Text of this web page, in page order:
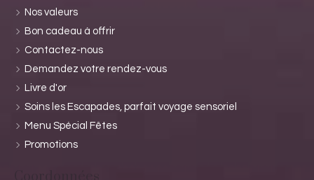
Nos valeurs
Bon cadeau à offrir
Contactez-nous
Demandez votre rendez-vous
Livre d'or
Soins les Escapades, parfait voyage sensoriel
Menu Spécial Fêtes
Promotions